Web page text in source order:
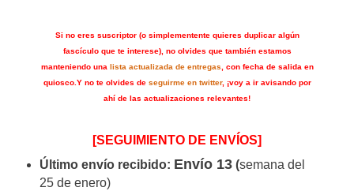
Si no eres suscriptor (o simplementente quieres duplicar algún
fascículo que te interese), no olvides que también estamos
manteniendo una lista actualizada de entregas , con fecha de salida en
quiosco. Y no te olvides de seguirme en twitter, ¡voy a ir avisando por
ahí de las actualizaciones relevantes!
[SEGUIMIENTO DE ENVÍOS]
Último envío recibido: Envío 13(semana del
25 de enero)